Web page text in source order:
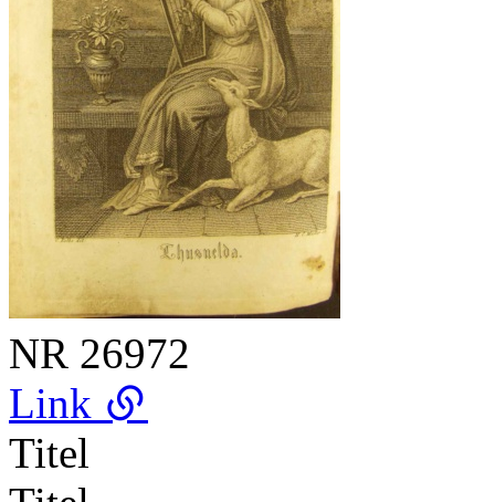
NR 26972
Link
Titel